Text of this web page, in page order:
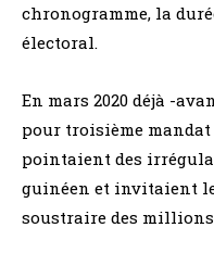
chronogramme, la
électoral.
En mars 2020 déjà -
pour troisième mandat
pointaient des
guinéen et invitaient
soustraire des millions